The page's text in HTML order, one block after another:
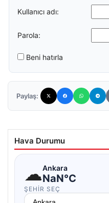
Kullanıcı adı:
Parola:
Beni hatırla
Paylaş:
Hava Durumu
☁Ankara
NaN°C
ŞEHIR SEÇ